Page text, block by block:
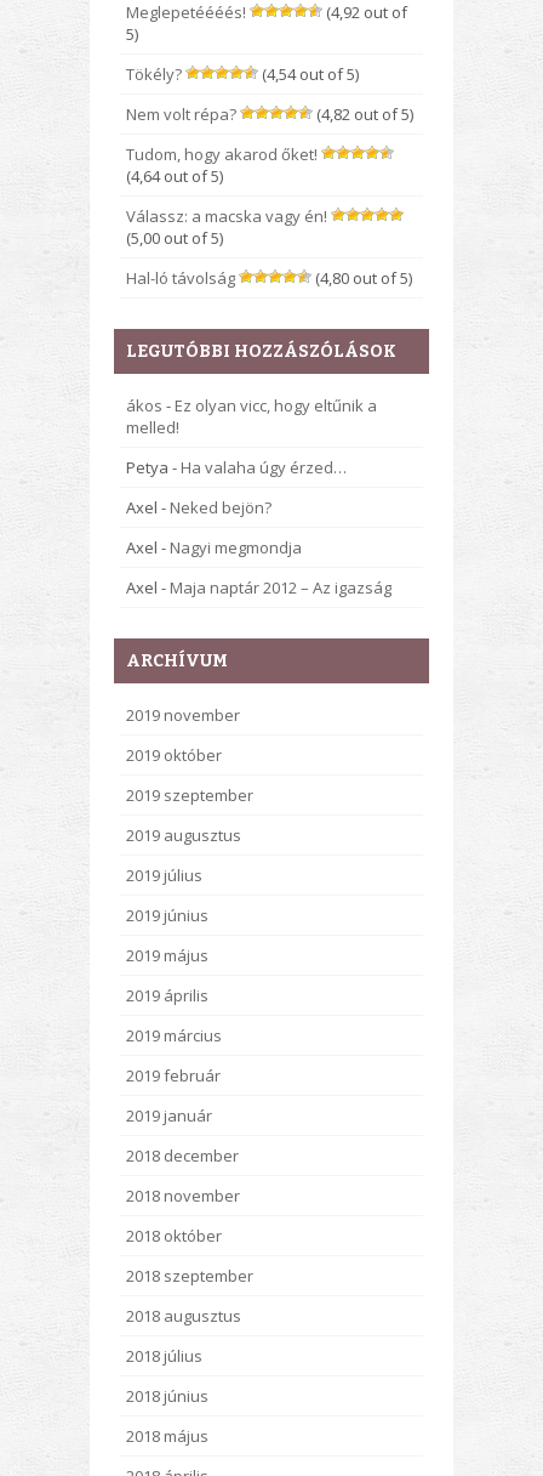
Meglepetéééés!
(4,92 out of
5)
Tökély?
(4,54 out of 5)
Nem volt répa?
(4,82 out of 5)
Tudom, hogy akarod őket!
(4,64 out of 5)
Válassz: a macska vagy én!
(5,00 out of 5)
Hal-ló távolság
(4,80 out of 5)
LEGUTÓBBI HOZZÁSZÓLÁSOK
ákos - Ez olyan vicc, hogy eltűnik a
melled!
Petya - Ha valaha úgy érzed…
Axel - Neked bejön?
Axel - Nagyi megmondja
Axel - Maja naptár 2012 – Az igazság
ARCHÍVUM
2019 november
2019 október
2019 szeptember
2019 augusztus
2019 július
2019 június
2019 május
2019 április
2019 március
2019 február
2019 január
2018 december
2018 november
2018 október
2018 szeptember
2018 augusztus
2018 július
2018 június
2018 május